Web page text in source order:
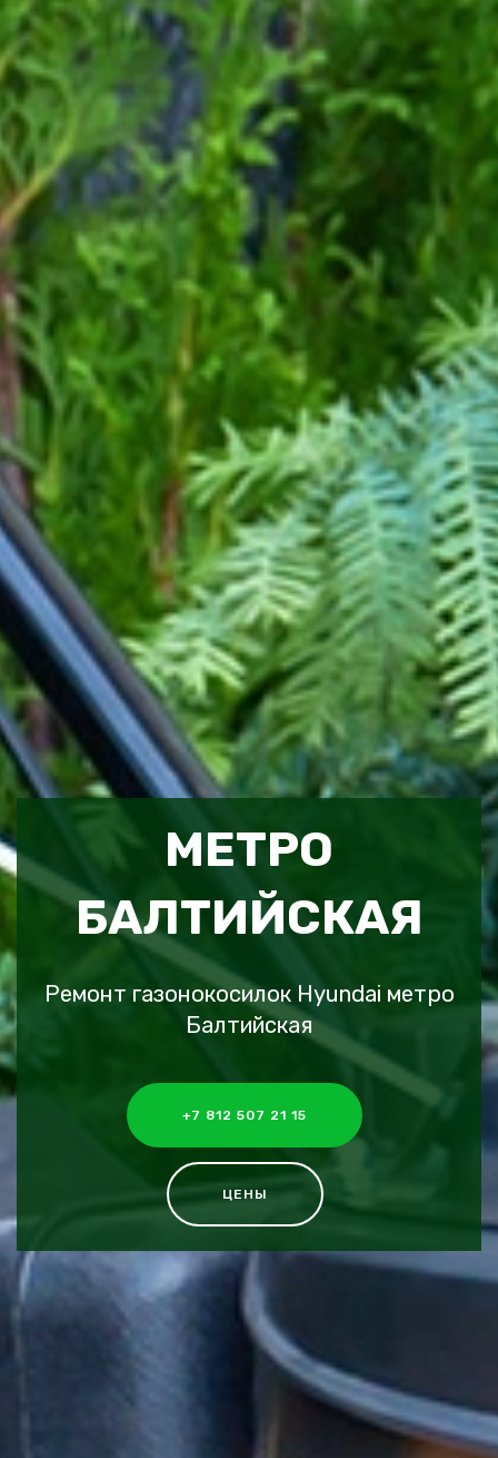
МЕТРО
БАЛТИЙСКАЯ
Ремонт газонокосилок Hyundai метро
Балтийская
+7 812 507 21 15
ЦЕНЫ